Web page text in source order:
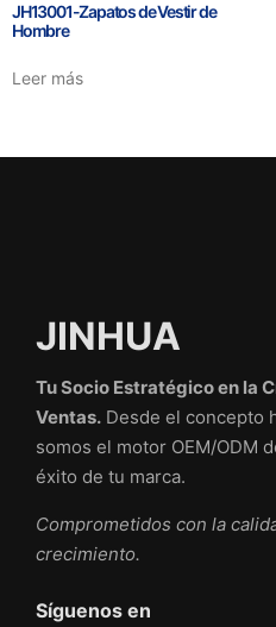
JH13001-Zapatos de Vestir de
Hombre
Leer más
JINHUA
Tu Socio Estratégico en la
Ventas. Desde el concepto
somos el motor OEM/ODM
éxito de tu marca.
Comprometidos con la
crecimiento.
Síguenos en